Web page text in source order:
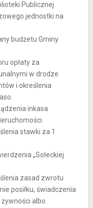
Publicznej
jednostki na
budżetu Gminy
opłaty za
w drodze
i określenia
inkasa
stawki za 1
„Sołeckiej
zasad zwrotu
posiłku, świadczenia
albo